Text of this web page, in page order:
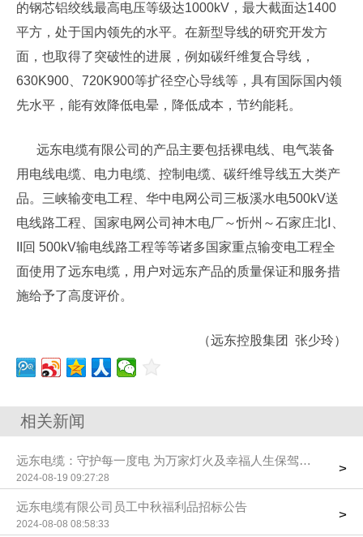
的钢芯铝绞线最高电压等级达1000kV，最大截面达1400
平方，处于国内领先的水平。在新型导线的研究开发方
面，也取得了突破性的进展，例如碳纤维复合导线，
630K900、720K900等扩径空心导线等，具有国际国内领
先水平，能有效降低电晕，降低成本，节约能耗。
远东电缆有限公司的产品主要包括裸电线、电气装备
用电线电缆、电力电缆、控制电缆、碳纤维导线五大类产
品。三峡输变电工程、华中电网公司三板溪水电500kV送
电线路工程、国家电网公司神木电厂～忻州～石家庄北Ⅰ、
II回 500kV输电线路工程等等诸多国家重点输变电工程全
面使用了远东电缆，用户对远东产品的质量保证和服务措
施给予了高度评价。
（远东控股集团 张少玲）
相关新闻
远东电缆：守护每一度电 为万家灯火及幸福人生保驾护航
2024-08-19 09:27:28
>
远东电缆有限公司员工中秋福利品招标公告
2024-08-08 08:58:33
>